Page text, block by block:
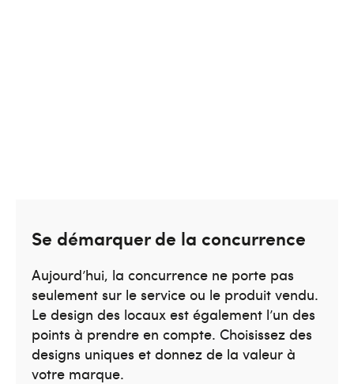
Se démarquer de la concurrence
Aujourd’hui, la concurrence ne porte pas
seulement sur le service ou le produit vendu.
Le design des locaux est également l’un des
points à prendre en compte. Choisissez des
designs uniques et donnez de la valeur à
votre marque.